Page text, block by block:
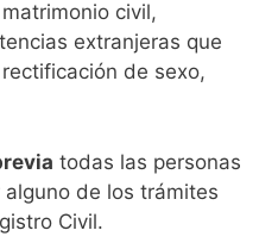
civil,
extranjeras que
de sexo,
todas las personas
de los trámites
Civil.​